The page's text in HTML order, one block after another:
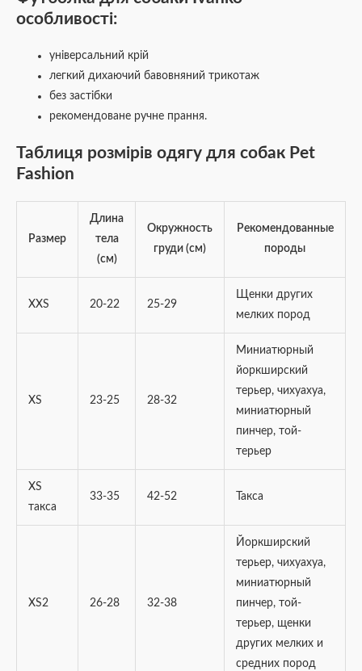
особливості:
універсальний крій
легкий дихаючий бавовняний трикотаж
без застібки
рекомендоване ручне прання.
Таблиця розмірів одягу для собак Pet
Fashion
Размер
Длина
тела
(см)
Окружность
груди (см)
Рекомендованные
породы
XXS 20-22 25-29
Щенки других
мелких пород
XS 23-25 28-32
Миниатюрный
йоркширский
терьер, чихуахуа,
миниатюрный
пинчер, той-
терьер
XS
такса
33-35 42-52 Такса
XS2 26-28 32-38
Йоркширский
терьер, чихуахуа,
миниатюрный
пинчер, той-
терьер, щенки
других мелких и
средних пород